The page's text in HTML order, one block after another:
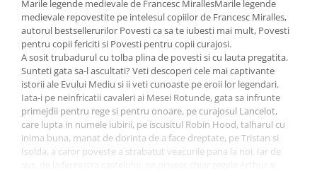
Diverse
Diverse
Feng Shui
Medicina alternativa
Sa nu razi :((
Drept
Legislatie
Fictiune
Marile legende medievale de Francesc MirallesMarile legende
medievale repovestite pe intelesul copiilor de Francesc Miralles,
autorul bestsellerurilor Povesti ca sa te iubesti mai mult, Povesti
pentru copii fericiti si Povesti pentru copii curajosi.
A sosit trubadurul cu tolba plina de povesti si cu lauta pregatita.
Sunteti gata sa-l ascultati? Veti descoperi cele mai captivante
istorii ale Evului Mediu si ii veti cunoaste pe eroii lor legendari.
Iata-i pe neinfricatii cavaleri ai Mesei Rotunde, gata sa infrunte
primejdii pen­tru rege si pentru onoare, pe curajosul Lancelot,
care lupta in numele iubirii, pe iscusitul Robin Hood, talharul cu
inima buna, manat de dorinta de a face dreptate, pe Tristan si
Isolda, a caror poveste a strabatut veacurile pana la noi. Iar de